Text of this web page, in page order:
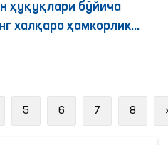
ҳуқуқлари бўйича
халқаро ҳамкорлик
ҳақида брифинг
5 6 7 8